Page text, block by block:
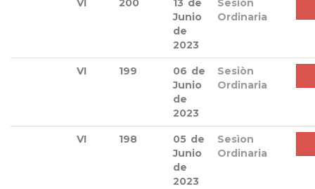
VI 200
13 de
Junio
de
2023
Sesiòn
Ordinaria
VI 199
06 de
Junio
de
2023
Sesiòn
Ordinaria
VI 198
05 de
Junio
de
2023
Sesìon
Ordinaria